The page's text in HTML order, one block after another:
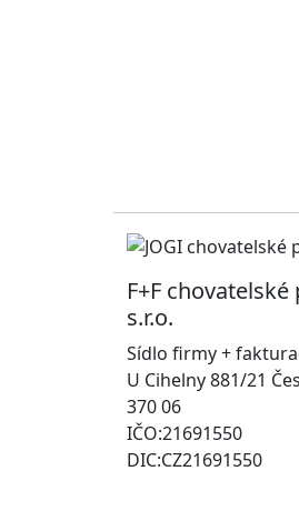
F+F
s.r.o.
Sídlo firmy +
U Cihelny 881/21
370 06
IČO:21691550
DIC:CZ21691550